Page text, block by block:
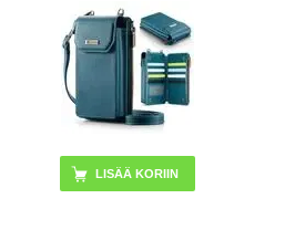
LISÄÄ KORIIN